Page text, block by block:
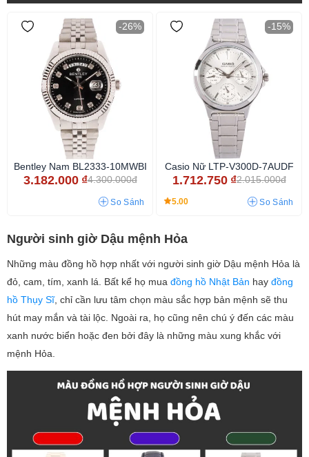
-26%
Bentley Nam BL2333-10MWBI
3.182.000 ₫4.300.000đ
So Sánh
-15%
Casio Nữ LTP-V300D-7AUDF
1.712.750 ₫2.015.000đ
5.00 So Sánh
Người sinh giờ Dậu mệnh Hỏa
Những màu đồng hồ hợp nhất với người sinh giờ Dậu mệnh Hỏa là
đỏ, cam, tím, xanh lá. Bất kể họ mua đồng hồ Nhật Bản hay đồng
hồ Thụy Sĩ, chỉ cần lưu tâm chọn màu sắc hợp bản mệnh sẽ thu
hút may mắn và tài lộc. Ngoài ra, họ cũng nên chú ý đến các màu
xanh nước biển hoặc đen bởi đây là những màu xung khắc với
mệnh Hỏa.